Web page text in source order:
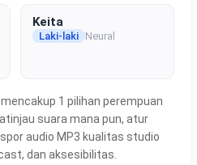
Keita
Laki-laki Neural
1 pilihan perempuan
suara mana pun, atur
audio MP3 kualitas studio
dan aksesibilitas.